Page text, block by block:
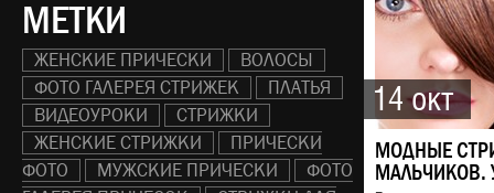
МЕТКИ
ЖЕНСКИЕ ПРИЧЕСКИ
ВОЛОСЫ
ФОТО ГАЛЕРЕЯ СТРИЖЕК
ПЛАТЬЯ
ВИДЕОУРОКИ
СТРИЖКИ
ЖЕНСКИЕ СТРИЖКИ
ПРИЧЕСКИ
ФОТО
МУЖСКИЕ ПРИЧЕСКИ
ФОТО
14 окт
МОДНЫЕ
МАЛЬЧИКОВ.